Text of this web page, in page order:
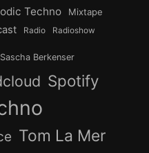
Techno Mixtape
Radio Radioshow
Sascha Berkenser
Spotify
Tom La Mer